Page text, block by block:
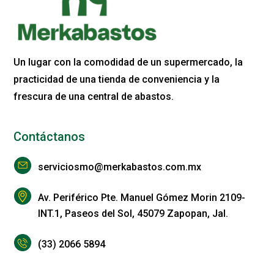
Un lugar con la comodidad de un supermercado, la
practicidad de una tienda de conveniencia y la
frescura de una central de abastos.
Contáctanos
serviciosmo@merkabastos.com.mx
Av. Periférico Pte. Manuel Gómez Morin 2109-
INT.1, Paseos del Sol, 45079 Zapopan, Jal.
(33) 2066 5894